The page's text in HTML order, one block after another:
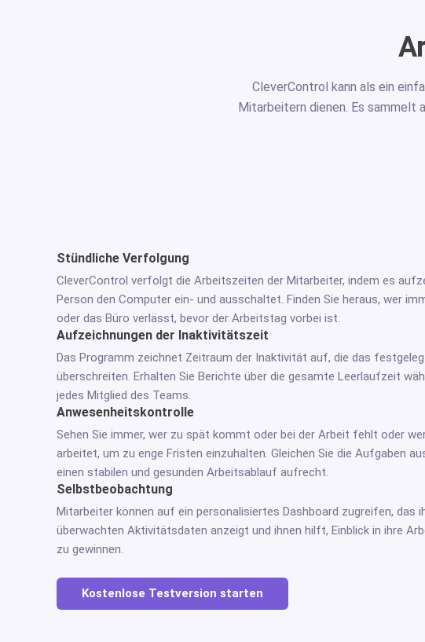
CleverControl kann als ein
Mitarbeitern dienen. Es sammelt
Stündliche Verfolgung
CleverControl verfolgt die Arbeitszeiten der Mitarbeiter, indem es
Person den Computer ein- und ausschaltet. Finden Sie heraus, wer
oder das Büro verlässt, bevor der Arbeitstag vorbei ist.
Aufzeichnungen der Inaktivitätszeit
Das Programm zeichnet Zeitraum der Inaktivität auf, die das
überschreiten. Erhalten Sie Berichte über die gesamte Leerlaufzeit
jedes Mitglied des Teams.
Anwesenheitskontrolle
Sehen Sie immer, wer zu spät kommt oder bei der Arbeit fehlt oder
arbeitet, um zu enge Fristen einzuhalten. Gleichen Sie die Aufgaben
einen stabilen und gesunden Arbeitsablauf aufrecht.
Selbstbeobachtung
Mitarbeiter können auf ein personalisiertes Dashboard zugreifen, das
überwachten Aktivitätsdaten anzeigt und ihnen hilft, Einblick in ihre
zu gewinnen.
Kostenlose Testversion starten